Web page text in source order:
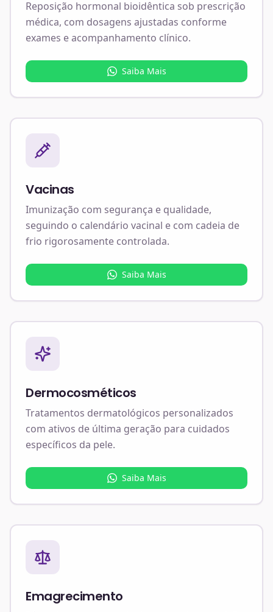
Reposição hormonal bioidêntica sob prescrição
médica, com dosagens ajustadas conforme
exames e acompanhamento clínico.
Saiba Mais
Vacinas
Imunização com segurança e qualidade,
seguindo o calendário vacinal e com cadeia de
frio rigorosamente controlada.
Saiba Mais
Dermocosméticos
Tratamentos dermatológicos personalizados
com ativos de última geração para cuidados
específicos da pele.
Saiba Mais
Emagrecimento